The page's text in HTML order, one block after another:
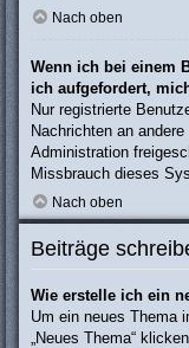
Nach oben
Wenn ich bei einem
ich aufgefordert,
Nur registrierte
Nachrichten an
Administration
Missbrauch dieses
Nach oben
Beiträge
Wie erstelle ich ein
Um ein neues Thema
„Neues Thema“